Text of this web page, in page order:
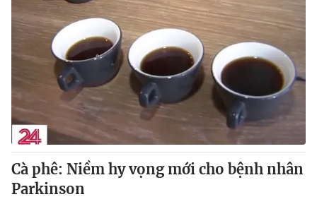
Cà phê: Niềm hy vọng mới cho bệnh nhân
Parkinson